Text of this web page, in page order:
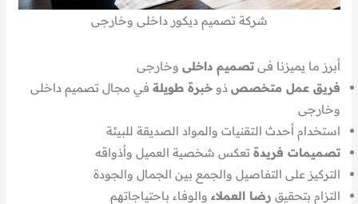
شركة تصميم ديكور داخلى وخارجى
أبرز ما يميزنا فىتصميم داخلى وخارجى
فريق عمل متخصص ذوخبرة طويلة في مجال تصميم داخلى
وخارجى
استخدام أحدث التقنيات والمواد الصديقة للبيئة
تصميمات فريدة تعكس شخصية العميل وأذواقه
التركيز على التفاصيل والجمع بين الجمال والجودة
التزام بتحقيق رضا العملاء والوفاء باحتياجاتهم